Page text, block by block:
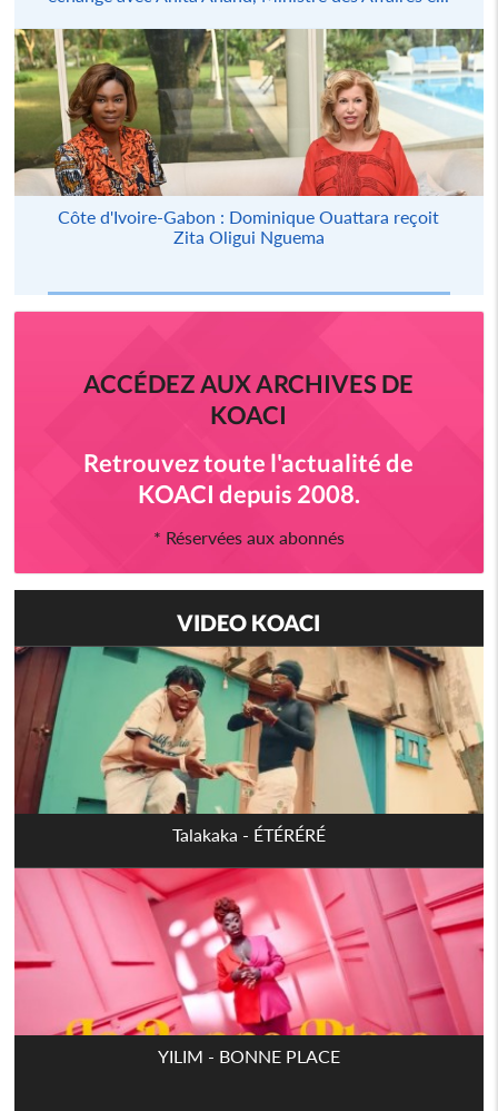
Côte d'Ivoire-Gabon : Dominique Ouattara reçoit
Zita Oligui Nguema
ACCÉDEZ AUX ARCHIVES DE
KOACI
Retrouvez toute l'actualité de
KOACI depuis 2008.
* Réservées aux abonnés
VIDEO KOACI
Talakaka - ÉTÉRÉRÉ
YILIM - BONNE PLACE